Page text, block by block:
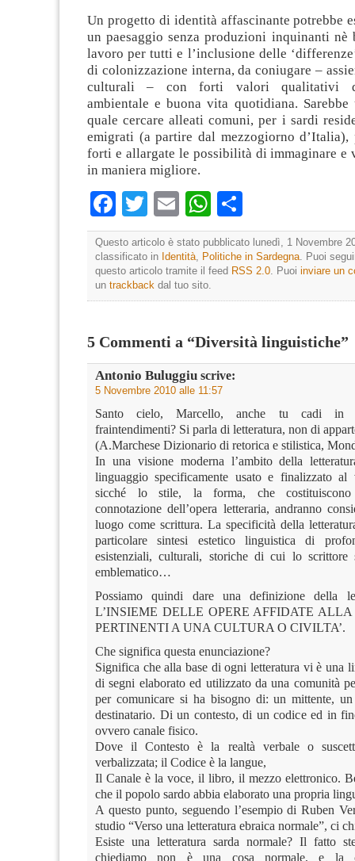
Un progetto di identità affascinante potrebbe
un paesaggio senza produzioni inquinanti
lavoro per tutti e l’inclusione delle
di colonizzazione interna, da coniugare –
culturali – con forti valori qualitativi
ambientale e buona vita quotidiana.
quale cercare alleati comuni, per i sardi
emigrati (a partire dal mezzogiorno d’Italia),
forti e allargate le possibilità di immaginare e
in maniera migliore.
Facebook
TwitterEmailWhatsApp
Questo articolo è stato pubblicato lunedì, 1 Novembre
classificato in Identità Politiche in Sardegna . Puoi
questo articolo tramite il feed RSS 2.0 . Puoi inviare un
un trackback dal tuo sito.
5 Commenti a “Diversità linguistiche”
Antonio Buluggiu scrive:
5 Novembre 2010 alle 11:57
Santo cielo, Marcello, anche tu cadi in
fraintendimenti? Si parla di letteratura, non di
(A.Marchese Dizionario di retorica e stilistica,
In una visione moderna l’ambito della
linguaggio specificamente usato e finalizzato al
sicché lo stile, la forma, che
connotazione dell’opera letteraria, andranno
luogo come scrittura. La specificità della
particolare sintesi estetico linguistica di
esistenziali, culturali, storiche di cui lo scrittore
emblematico…
Possiamo quindi dare una definizione della
L’INSIEME DELLE OPERE AFFIDATE
PERTINENTI A UNA CULTURA O CIVILTA’.
Che significa questa enunciazione?
Significa che alla base di ogni letteratura vi è una
di segni elaborato ed utilizzato da una comunità
per comunicare si ha bisogno di: un mittente, un
destinatario. Di un contesto, di un codice ed in
ovvero canale fisico.
Dove il Contesto è la realtà verbale o
verbalizzata; il Codice è la langue,
Il Canale è la voce, il libro, il mezzo elettronico.
che il popolo sardo abbia elaborato una propria
A questo punto, seguendo l’esempio di Ruben
studio “Verso una letteratura ebraica normale”, ci
Esiste una letteratura sarda normale? Il fatto
chiediamo non è una cosa normale, e la